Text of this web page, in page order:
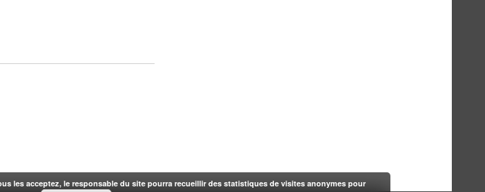
les acceptez, le responsable du site pourra recueillir des statistiques de visites anonymes pour